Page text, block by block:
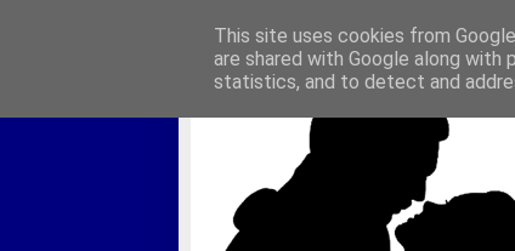
This site uses cookies from
are shared with Google along
statistics, and to detect and